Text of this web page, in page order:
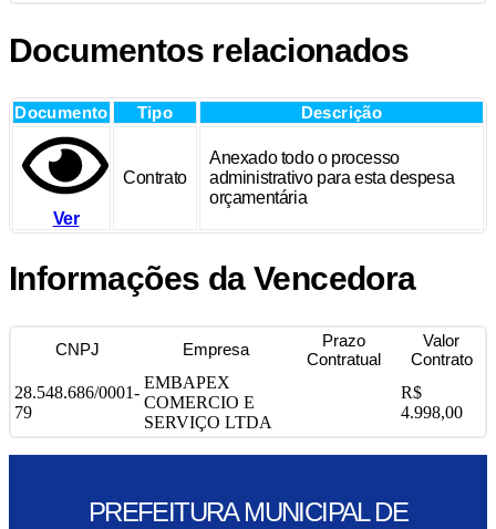
Documentos relacionados
Documento Tipo Descrição
Ver
Contrato
Anexado todo o processo
administrativo para esta despesa
orçamentária
Informações da Vencedora
CNPJ Empresa
Prazo
Contratual
Valor
Contrato
28.548.686/0001-
79
EMBAPEX
COMERCIO E
SERVIÇO LTDA
R$
4.998,00
PREFEITURA MUNICIPAL DE